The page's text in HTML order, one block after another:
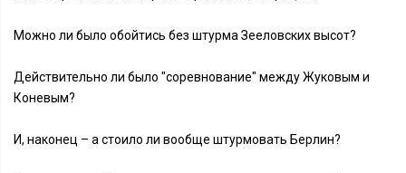
Можно ли было обойтись без штурма Зееловских высот?
Действительно ли было "соревнование" между Жуковым и
Коневым?
И, наконец – а стоило ли вообще штурмовать Берлин?